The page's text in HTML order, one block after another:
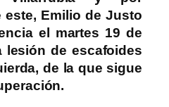
este, Emilio de Justo
el martes 19 de
lesión de escafoides
de la que sigue